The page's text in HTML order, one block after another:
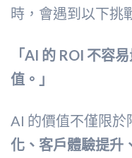
時，會遇到以下挑
「AI 的 ROI 不容
值。」
AI 的價值不僅限於
化、客戶體驗提升